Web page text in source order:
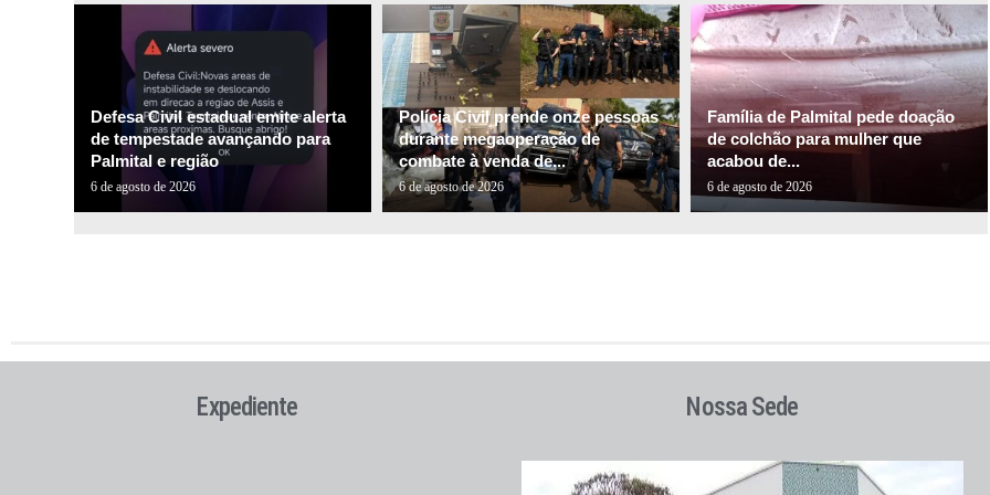
Defesa Civil estadual emite alerta
de tempestade avançando para
Palmital e região
6 de agosto de 2026
Polícia Civil prende onze pessoas
durante megaoperação de
combate à venda de...
6 de agosto de 2026
Família de Palmital pede doação
de colchão para mulher que
acabou de...
6 de agosto de 2026
Expediente Nossa Sede